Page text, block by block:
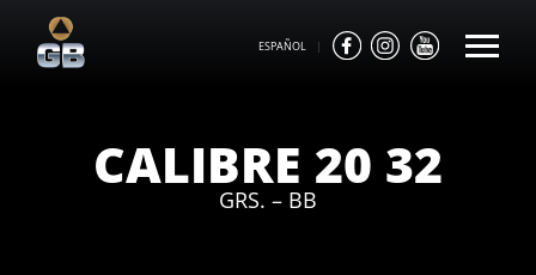
ESPAÑOL |
CALIBRE 20 32
GRS. – BB